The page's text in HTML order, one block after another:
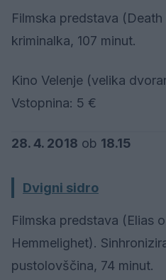
Filmska predstava
kriminalka, 107 minut.
Kino Velenje (velika
Vstopnina: 5 €
28. 4. 2018 ob 18.15
Dvigni sidro
Filmska predstava (Elias
Hemmelighet).
pustolovščina, 74 minut.